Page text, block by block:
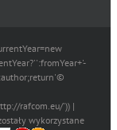
rafcom.eu/')) |
wykorzystane